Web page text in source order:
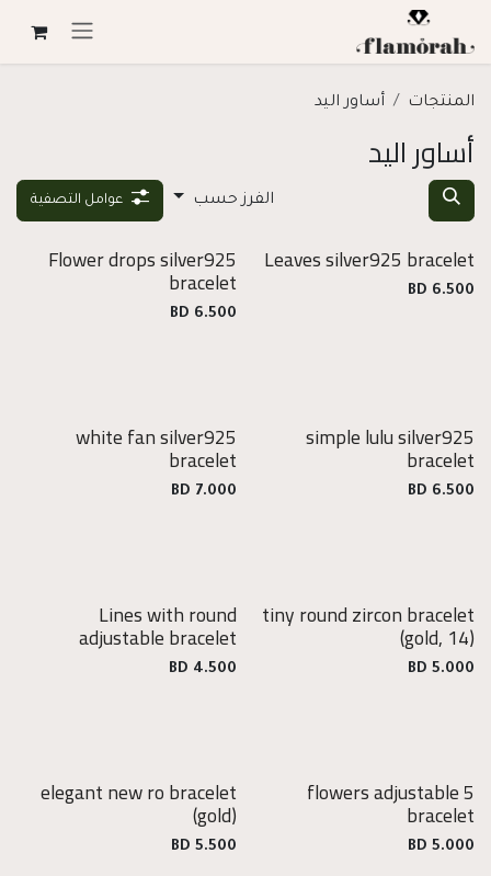
تخطي للذهاب إلى المحتوى
المنتجات أساور اليد
أساور اليد
الفرز حسب عوامل التصفية
فضة
Leaves silver925 bracelet
6.500
فضة
925
Flower drops silver925
bracelet
6.500
فضة
925
simple lulu silver925
bracelet
6.500
فضة
925
white fan silver925
bracelet
7.000
tiny round zircon bracelet
(gold, 14)
5.000
Lines with round
adjustable bracelet
4.500
5 flowers adjustable
bracelet
5.000
elegant new ro bracelet
(gold)
5.500
BD